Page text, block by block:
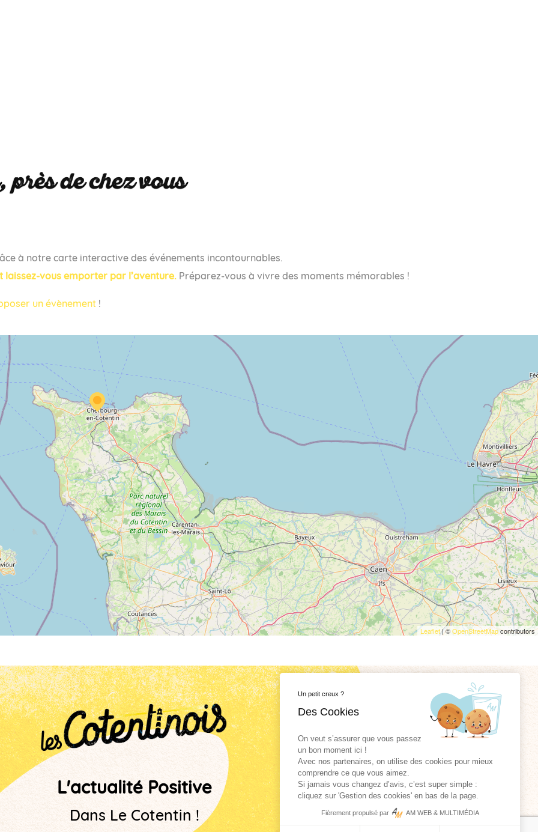
près de chez vous
à notre carte interactive des événements incontournables.
laissez-vous emporter par l’aventure. Préparez-vous à vivre des moments mémorables !
un évènement !
Leaflet| ©OpenStreetMapcontributors
L'actualité Positive
Dans Le Cotentin !
Rejoignez la
cotentinois !
Un petit creux ?
Des Cookies
On veut s’assurer que vous passez
un bon moment ici !
Avec nos partenaires, on utilise des cookies pour mieux
comprendre ce que vous aimez.
Si jamais vous changez d’avis, c’est super simple :
cliquez sur 'Gestion des cookies' en bas de la page.
Fièrement propulsé par AM WEB & MULTIMÉDIA